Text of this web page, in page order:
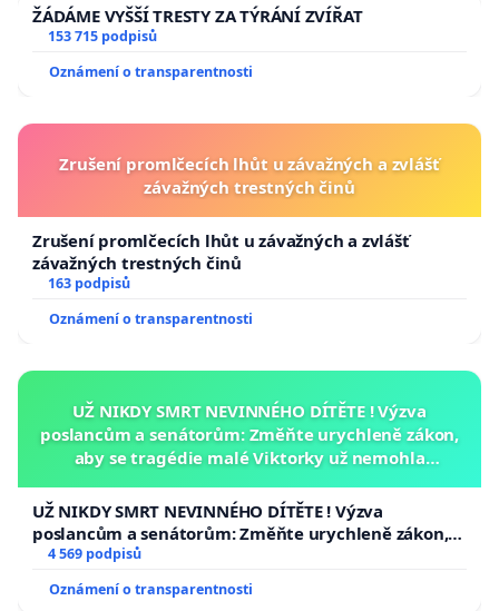
ŽÁDÁME VYŠŠÍ TRESTY ZA TÝRÁNÍ ZVÍŘAT
153 715 podpisů
Oznámení o transparentnosti
Zrušení promlčecích lhůt u závažných a zvlášť
závažných trestných činů
Zrušení promlčecích lhůt u závažných a zvlášť
závažných trestných činů
163 podpisů
Oznámení o transparentnosti
UŽ NIKDY SMRT NEVINNÉHO DÍTĚTE ! Výzva
poslancům a senátorům: Změňte urychleně zákon,
aby se tragédie malé Viktorky už nemohla
UŽ NIKDY SMRT NEVINNÉHO DÍTĚTE ! Výzva
poslancům a senátorům: Změňte urychleně zákon,
aby se tragédie malé Viktorky už nemohla opakovat!
4 569 podpisů
Oznámení o transparentnosti